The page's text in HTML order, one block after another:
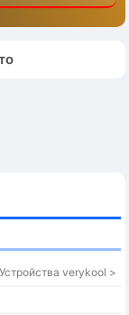
Устройства verykool >